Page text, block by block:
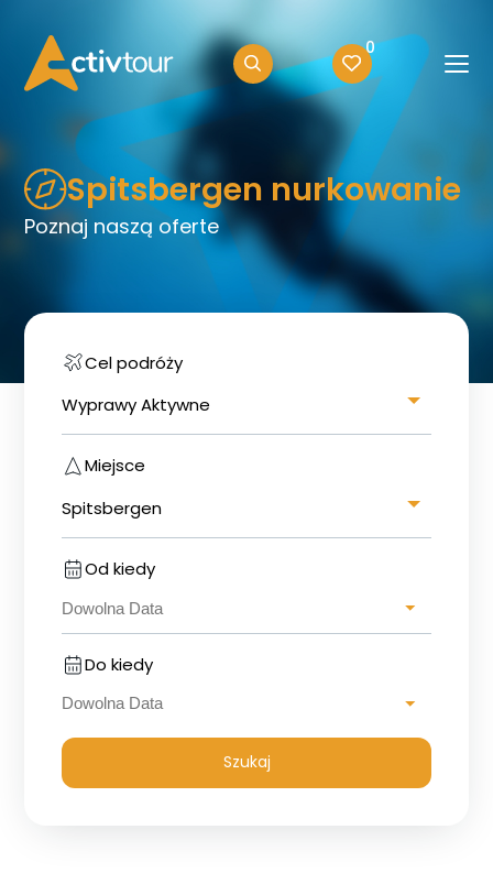
0
Spitsbergen nurkowanie
Poznaj naszą oferte
Cel podróży
Wyprawy Aktywne
Miejsce
Spitsbergen
Od kiedy
Do kiedy
Szukaj